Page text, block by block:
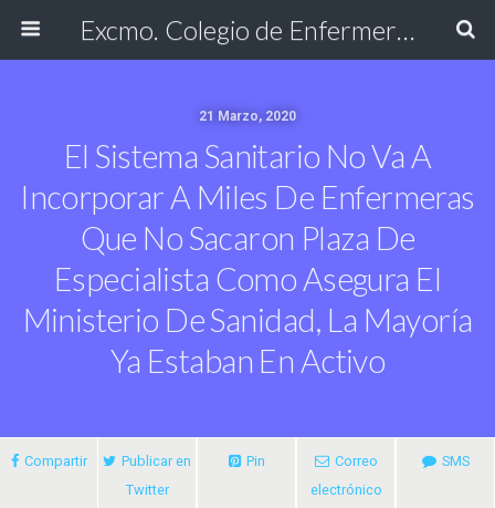
Excmo. Colegio de Enfermería de Cádiz
21 Marzo, 2020
El Sistema Sanitario No Va A
Incorporar A Miles De Enfermeras
Que No Sacaron Plaza De
Especialista Como Asegura El
Ministerio De Sanidad, La Mayoría
Ya Estaban En Activo
Compartir
Publicar en
Twitter
Pin
Correo
electrónico
SMS